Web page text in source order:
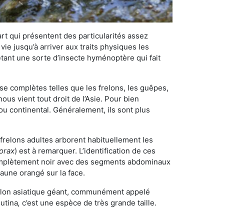
qui présentent des particularités assez
jusqu’à arriver aux traits physiques les
une sorte d’insecte hyménoptère qui fait
complètes telles que les frelons, les guêpes,
vient tout droit de l’Asie. Pour bien
continental. Généralement, ils sont plus
adultes arborent habituellement les
) est à remarquer. L’identification de ces
noir avec des segments abdominaux
orangé sur la face.
asiatique géant, communément appelé
, c’est une espèce de très grande taille.